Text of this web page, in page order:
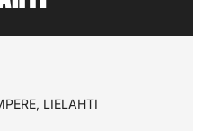
LIELAHTI